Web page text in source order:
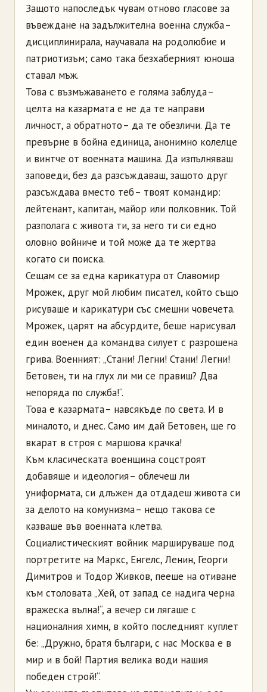
Защото напоследък чувам отново гласове за
въвеждане на задължителна военна служба –
дисциплинирала, научавала на родолюбие и
патриотизъм; само така безхаберният юноша
ставал мъж.
Това с възмъжаването е голяма заблуда –
целта на казармата е не да те направи
личност, а обратното – да те обезличи. Да те
превърне в бойна единица, анонимно колелце
и винтче от военната машина. Да изпълняваш
заповеди, без да разсъждаваш, защото друг
разсъждава вместо теб – твоят командир:
лейтенант, капитан, майор или полковник. Той
разполага с живота ти, за него ти си едно
оловно войниче и той може да те жертва
когато си поиска.
Сещам се за една карикатура от Славомир
Мрожек, друг мой любим писател, който също
рисуваше и карикатури със смешни човечета.
Мрожек, царят на абсурдите, беше нарисувал
един военен да командва силует с разрошена
грива. Военният: „Стани! Легни! Стани! Легни!
Бетовен, ти на глух ли ми се правиш? Два
непоряда по служба!“.
Това е казармата – навсякъде по света. И в
миналото, и днес. Само им дай Бетовен, ще го
вкарат в строя с маршова крачка!
Към класическата военщина соцстроят
добавяше и идеология – облечеш ли
униформата, си длъжен да отдадеш живота си
за делото на комунизма – нещо такова се
казваше във военната клетва.
Социалистическият войник маршируваше под
портретите на Маркс, Енгелс, Ленин, Георги
Димитров и Тодор Живков, пееше на отиване
към столовата „Хей, от запад се надига черна
вражеска вълна!“, а вечер си лягаше с
националния химн, в който последният куплет
бе: „Дружно, братя българи, с нас Москва е в
мир и в бой! Партия велика води нашия
победен строй!“.